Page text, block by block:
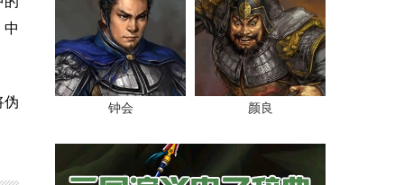
伪
钟会 颜良